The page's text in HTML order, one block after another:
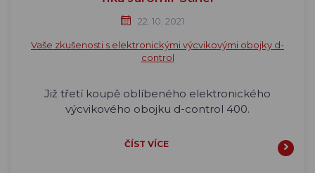
22. 10. 2021
Vaše zkušenosti s elektronickými výcvikovými obojky d-
control
Již třetí koupě oblíbeného elektronického
výcvikového obojku d-control 400.
ČÍST VÍCE